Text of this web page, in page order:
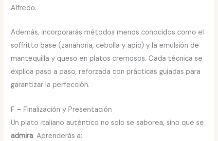
Alfredo.
Además, incorporarás métodos menos conocidos como el
soffritto base (zanahoria, cebolla y apio) y la emulsión de
mantequilla y queso en platos cremosos. Cada técnica se
explica paso a paso, reforzada con prácticas guiadas para
garantizar la perfección.
F – Finalización y Presentación
Un plato italiano auténtico no solo se saborea, sino que se
admira. Aprenderás a: